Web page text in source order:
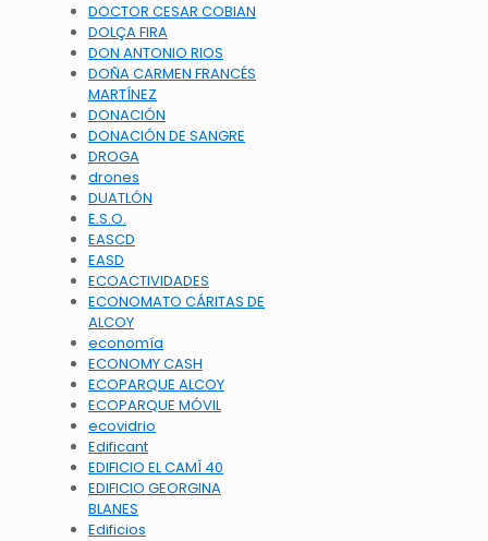
DOCTOR CESAR COBIAN
DOLÇA FIRA
DON ANTONIO RIOS
DOÑA CARMEN FRANCÉS
MARTÍNEZ
DONACIÓN
DONACIÓN DE SANGRE
DROGA
drones
DUATLÓN
E.S.O.
EASCD
EASD
ECOACTIVIDADES
ECONOMATO CÁRITAS DE
ALCOY
economía
ECONOMY CASH
ECOPARQUE ALCOY
ECOPARQUE MÓVIL
ecovidrio
Edificant
EDIFICIO EL CAMÍ 40
EDIFICIO GEORGINA
BLANES
Edificios